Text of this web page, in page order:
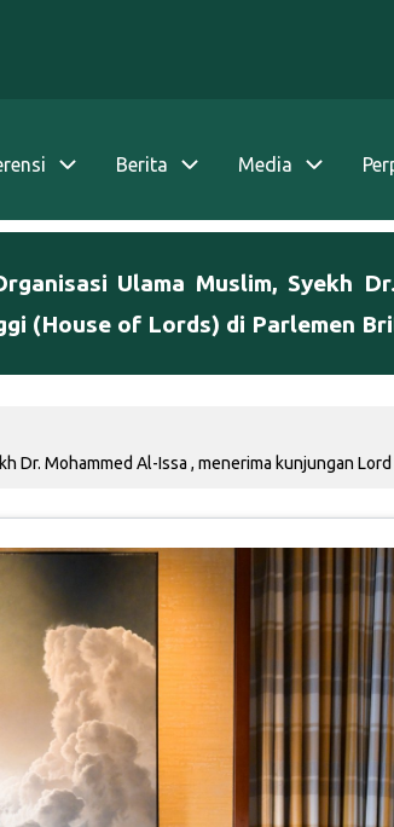
Berita Media
Ulama Muslim, Syekh
(House of Lords) di Parlemen
Mohammed Al-Issa , menerima kunjungan